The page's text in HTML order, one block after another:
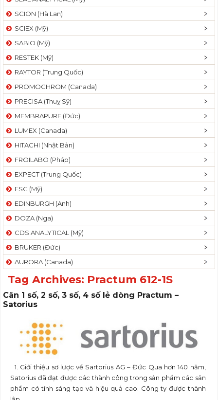
SCION (Hà Lan)
SCIEX (Mỹ)
SABIO (Mỹ)
RESTEK (Mỹ)
RAYTOR (Trung Quốc)
PROMOCHROM (Canada)
PRECISA (Thuỵ Sỹ)
MEMBRAPURE (Đức)
LUMEX (Canada)
HITACHI (Nhật Bản)
FROILABO (Pháp)
EXPECT (Trung Quốc)
ESC (Mỹ)
EDINBURGH (Anh)
DOZA (Nga)
CDS ANALYTICAL (Mỹ)
BRUKER (Đức)
AURORA (Canada)
Tag Archives: Practum 612-1S
Cân 1 số, 2 số, 3 số, 4 số lẻ dòng Practum –
Satorius
1. Giới thiệu sơ lược về Sartorius AG – Đức Qua hơn 140 năm,
Satorius đã đạt được các thành công trong sản phẩm các sản
phẩm có tính sáng tạo và hiệu quả cao. Công ty được thành